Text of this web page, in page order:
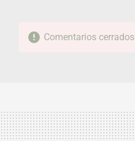
Comentarios cerrados